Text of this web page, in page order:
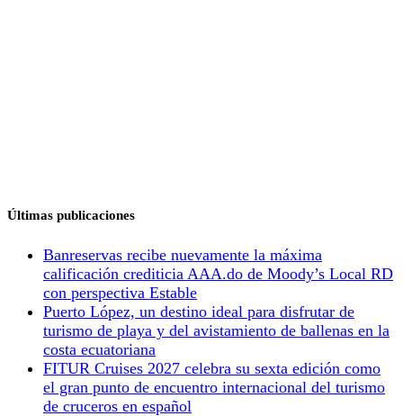
Últimas publicaciones
Banreservas recibe nuevamente la máxima
calificación crediticia AAA.do de Moody’s Local RD
con perspectiva Estable
Puerto López, un destino ideal para disfrutar de
turismo de playa y del avistamiento de ballenas en la
costa ecuatoriana
FITUR Cruises 2027 celebra su sexta edición como
el gran punto de encuentro internacional del turismo
de cruceros en español